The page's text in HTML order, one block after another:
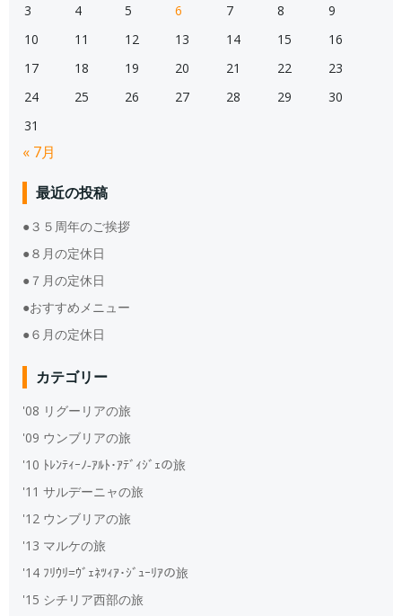
3
4 5 6 7 8
9
10
11 12 13 14 15
16
17
18 19 20 21 22
23
24
25 26 27 28 29
30
31
« 7月
最近の投稿
●３５周年のご挨拶
●８月の定休日
●７月の定休日
●おすすめメニュー
●６月の定休日
カテゴリー
'08 リグーリアの旅
'09 ウンブリアの旅
'10 ﾄﾚﾝﾃｨｰﾉ‐ｱﾙﾄ･ｱﾃﾞｨｼﾞｪの旅
'11 サルデーニャの旅
'12 ウンブリアの旅
'13 マルケの旅
'14 ﾌﾘｳﾘ=ｳﾞｪﾈﾂｨｱ･ｼﾞｭｰﾘｱの旅
'15 シチリア西部の旅